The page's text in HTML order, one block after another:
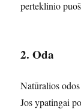
perteklinio
2. Oda
Natūralios
Jos ypatingai